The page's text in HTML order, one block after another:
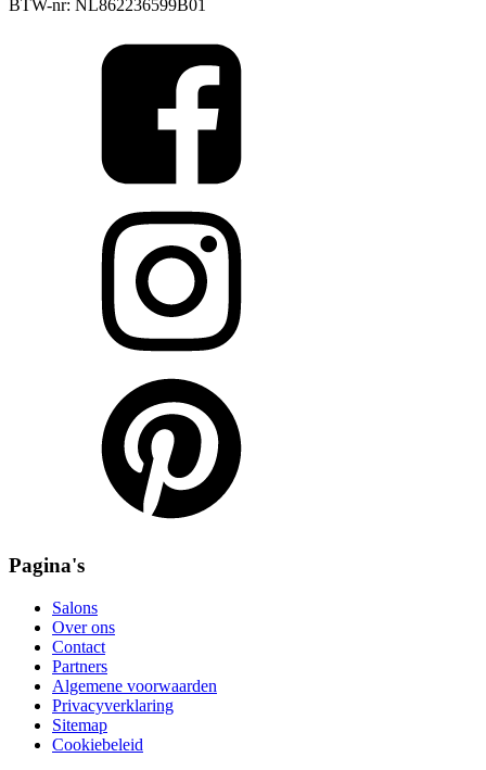
BTW-nr: NL862236599B01
Pagina's
Salons
Over ons
Contact
Partners
Algemene voorwaarden
Privacyverklaring
Sitemap
Cookiebeleid